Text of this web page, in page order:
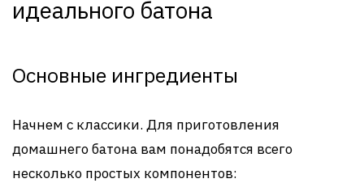
идеального батона
Основные ингредиенты
Начнем с классики. Для приготовления
домашнего батона вам понадобятся всего
несколько простых компонентов: